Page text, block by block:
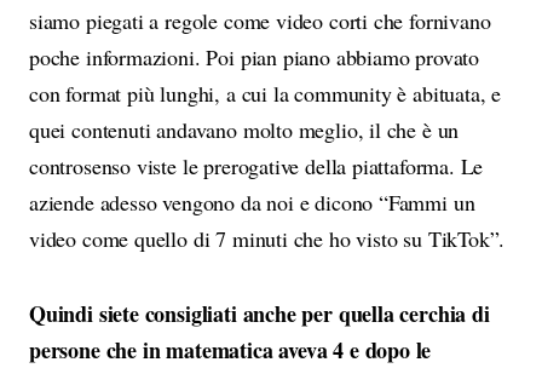
siamo piegati a regole come video corti che fornivano
poche informazioni. Poi pian piano abbiamo provato
con format più lunghi, a cui la community è abituata, e
quei contenuti andavano molto meglio, il che è un
controsenso viste le prerogative della piattaforma. Le
aziende adesso vengono da noi e dicono “Fammi un
video come quello di 7 minuti che ho visto su TikTok”.
Quindi siete consigliati anche per quella cerchia di
persone che in matematica aveva 4 e dopo le